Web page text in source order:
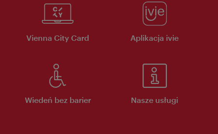
Vienna City Card Aplikacja ivie
Wiedeń bez barier Nasze usługi